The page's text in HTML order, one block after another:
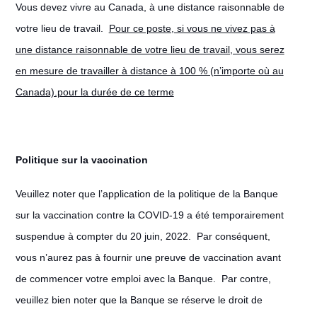
Vous devez vivre au Canada, à une distance raisonnable de
votre lieu de travail. Pour ce poste, si vous ne vivez pas à
une distance raisonnable de votre lieu de travail, vous serez
en mesure de travailler à distance à 100 % (n’importe où au
Canada).pour la durée de ce terme
Politique sur la vaccination
Veuillez noter que l’application de la politique de la Banque
sur la vaccination contre la COVID-19 a été temporairement
suspendue à compter du 20 juin, 2022. Par conséquent,
vous n’aurez pas à fournir une preuve de vaccination avant
de commencer votre emploi avec la Banque. Par contre,
veuillez bien noter que la Banque se réserve le droit de